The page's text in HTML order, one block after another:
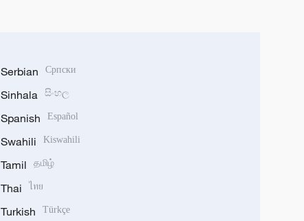
Serbian Српски
Sinhala සිංහල
Spanish Español
Swahili Kiswahili
Tamil தமிழ்
Thai ไทย
Turkish Türkçe